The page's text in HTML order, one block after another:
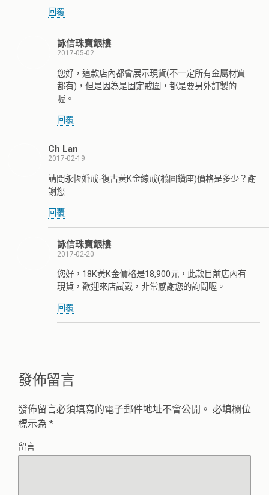
回覆
詠信珠寶銀樓
2017-05-02
您好，這款店內都會展示現貨(不一定所有金屬材質
都有)，但是因為是固定戒圍，都是要另外訂製的
喔。
回覆
Ch Lan
2017-02-19
請問永恆婚戒-復古黃K金線戒(橢圓鑽座)價格是多少？謝
謝您
回覆
詠信珠寶銀樓
2017-02-20
您好，18K黃K金價格是18,900元，此款目前店內有
現貨，歡迎來店試戴，非常感謝您的詢問喔。
回覆
發佈留言
發佈留言必須填寫的電子郵件地址不會公開。 必填欄位
標示為 *
留言